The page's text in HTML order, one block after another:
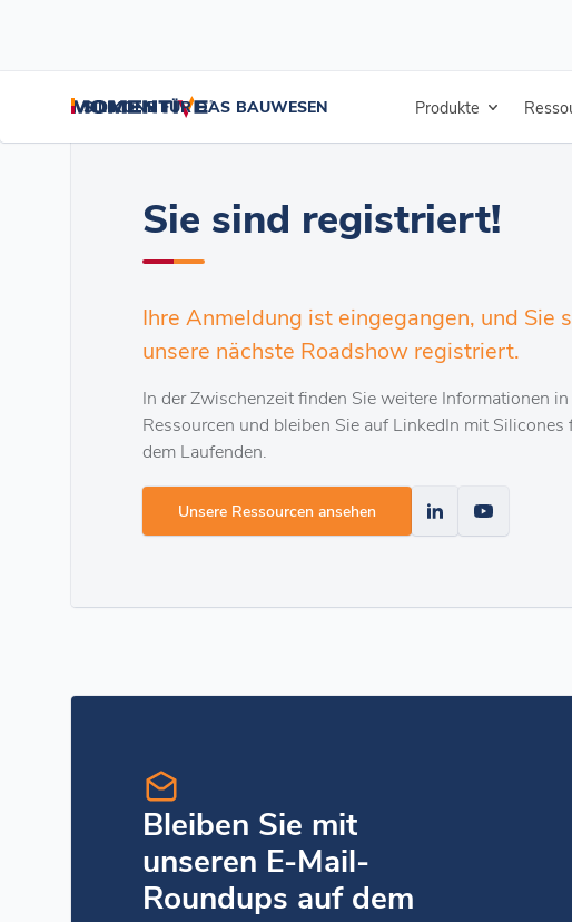
SILIKONE FÜR DAS BAUWESEN Produkte
Startseite Elemax AWB-Roadshow
Sie sind registriert!
Ihre Anmeldung ist eingegangen, und Sie
unsere nächste Roadshow registriert.
In der Zwischenzeit finden Sie weitere Informationen in
Ressourcen und bleiben Sie auf LinkedIn mit
dem Laufenden.
Unsere Ressourcen ansehen
Bleiben Sie mit
unseren E-Mail-
Roundups auf dem